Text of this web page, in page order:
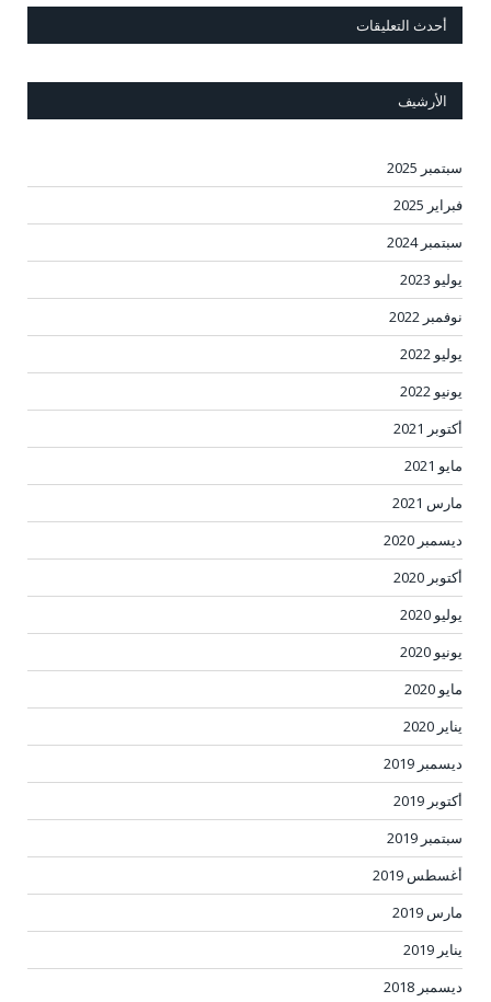
أحدث التعليقات
الأرشيف
سبتمبر 2025
فبراير 2025
سبتمبر 2024
يوليو 2023
نوفمبر 2022
يوليو 2022
يونيو 2022
أكتوبر 2021
مايو 2021
مارس 2021
ديسمبر 2020
أكتوبر 2020
يوليو 2020
يونيو 2020
مايو 2020
يناير 2020
ديسمبر 2019
أكتوبر 2019
سبتمبر 2019
أغسطس 2019
مارس 2019
يناير 2019
ديسمبر 2018